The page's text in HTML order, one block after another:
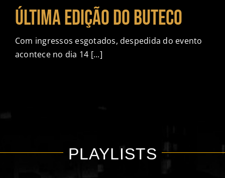
CONTATO
última edição do Buteco
Com ingressos esgotados, despedida do evento
acontece no dia 14 [...]
PLAYLISTS